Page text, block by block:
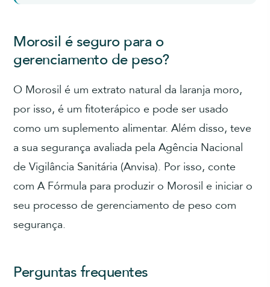
Morosil é seguro para o
gerenciamento de peso?
O Morosil é um extrato natural da laranja moro,
por isso, é um fitoterápico e pode ser usado
como um suplemento alimentar. Além disso, teve
a sua segurança avaliada pela Agência Nacional
de Vigilância Sanitária (Anvisa). Por isso, conte
com A Fórmula para produzir o Morosil e iniciar o
seu processo de gerenciamento de peso com
segurança.
Perguntas frequentes